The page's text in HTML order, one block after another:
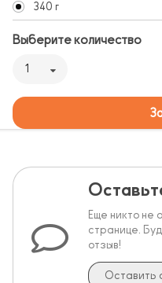
340 г
Выберите количество
1
Еще никто не
странице.
отзыв!
Оставить